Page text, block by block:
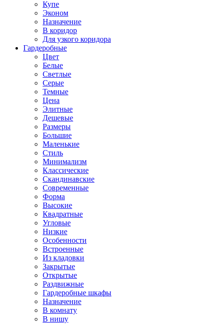
Купе
Эконом
Назначение
В коридор
Для узкого коридора
Гардеробные
Цвет
Белые
Светлые
Серые
Темные
Цена
Элитные
Дешевые
Размеры
Большие
Маленькие
Стиль
Минимализм
Классические
Скандинавские
Современные
Форма
Высокие
Квадратные
Угловые
Низкие
Особенности
Встроенные
Из кладовки
Закрытые
Открытые
Раздвижные
Гардеробные шкафы
Назначение
В комнату
В нишу